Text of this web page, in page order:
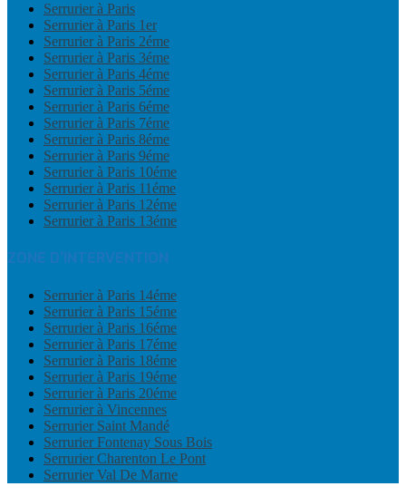
Serrurier à Paris
Serrurier à Paris 1er
Serrurier à Paris 2éme
Serrurier à Paris 3éme
Serrurier à Paris 4éme
Serrurier à Paris 5éme
Serrurier à Paris 6éme
Serrurier à Paris 7éme
Serrurier à Paris 8éme
Serrurier à Paris 9éme
Serrurier à Paris 10éme
Serrurier à Paris 11éme
Serrurier à Paris 12éme
Serrurier à Paris 13éme
ZONE D’INTERVENTION
Serrurier à Paris 14éme
Serrurier à Paris 15éme
Serrurier à Paris 16éme
Serrurier à Paris 17éme
Serrurier à Paris 18éme
Serrurier à Paris 19éme
Serrurier à Paris 20éme
Serrurier à Vincennes
Serrurier Saint Mandé
Serrurier Fontenay Sous Bois
Serrurier Charenton Le Pont
Serrurier Val De Marne